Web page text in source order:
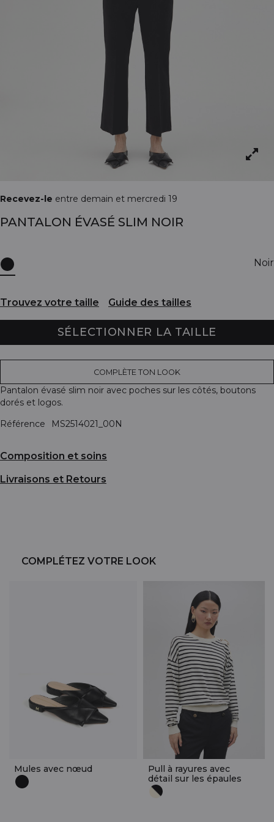
Recevez-le entre demain et mercredi 19
PANTALON ÉVASÉ SLIM NOIR
Noir
Trouvez votre taille Guide des tailles
SÉLECTIONNER LA TAILLE
COMPLÈTE TON LOOK
Pantalon évasé slim noir avec poches sur les côtés, boutons
dorés et logos.
Référence
MS2514021_00N
Composition et soins
Livraisons et Retours
COMPLÉTEZ VOTRE LOOK
Mules avec nœud
Pull à rayures avec
détail sur les épaules